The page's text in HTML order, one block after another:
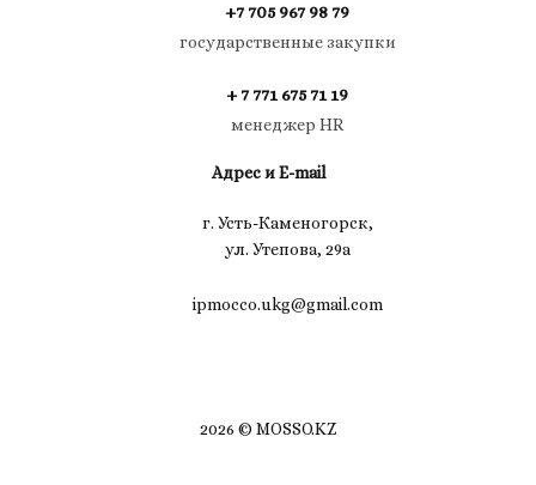
+7 705 967 98 79
государственные закупки
+ 7 771 675 71 19
менеджер HR
Адрес и E-mail
г. Усть-Каменогорск,
ул. Утепова, 29а
ipmocco.ukg@gmail.com
2026 © MOSSO.KZ